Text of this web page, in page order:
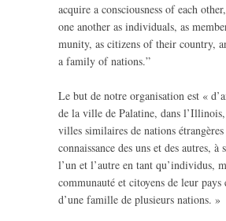
acquire a con­scious­ness of each
one another as indi­vid­u­als, as
mu­nity, as cit­i­zens of their coun­try,
a fam­ily of nations.”
Le but de notre organ­i­sa­tion est «
de la ville de Palatine, dans l’Illinois,
villes sim­i­laires de nations
con­nais­sance des uns et des autres, à
l’un et l’autre en tant qu’individus,
com­mu­nauté et citoyens de leur
d’une famille de plusieurs nations. »